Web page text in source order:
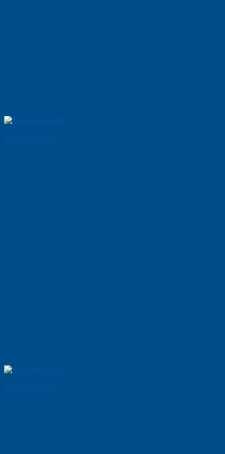
Tủ Quần Áo 27
Tủ Quần Áo 16